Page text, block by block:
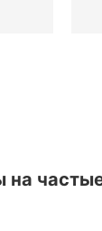
на